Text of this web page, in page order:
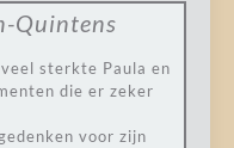
Quintens
sterkte Paula en
die er zeker
voor zijn